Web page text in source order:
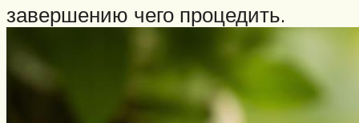
завершению чего процедить.